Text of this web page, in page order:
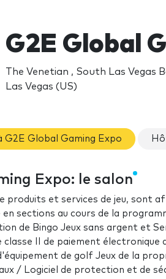
G2E Global
The Venetian , South Las Vegas
Las Vegas (US)
Global Gaming Expo
Expo: le salon
produits et services de jeu, sont
sections au cours de la
de Bingo Jeux sans argent et
classe II de paiement
de golf Jeux de la
/ Logiciel de protection et de